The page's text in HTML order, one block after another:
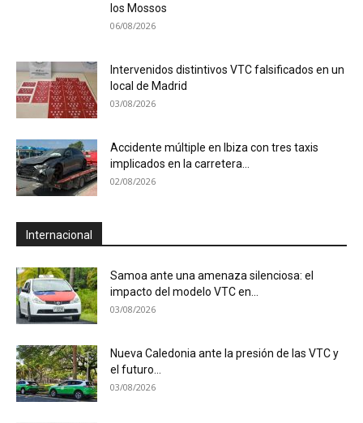
los Mossos
06/08/2026
Intervenidos distintivos VTC falsificados en un
local de Madrid
03/08/2026
Accidente múltiple en Ibiza con tres taxis
implicados en la carretera...
02/08/2026
Internacional
Samoa ante una amenaza silenciosa: el
impacto del modelo VTC en...
03/08/2026
Nueva Caledonia ante la presión de las VTC y
el futuro...
03/08/2026